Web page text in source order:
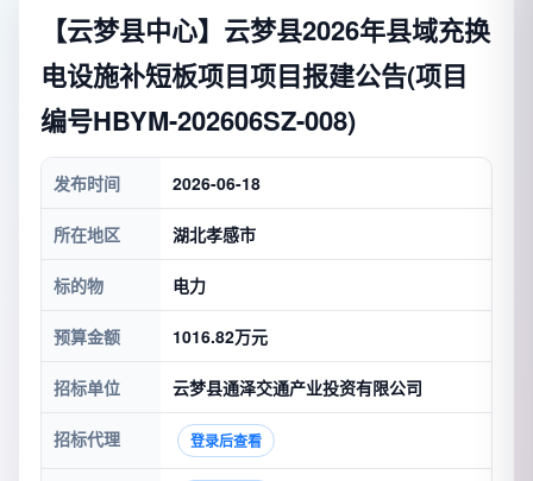
【云梦县中心】云梦县2026年县域充换
电设施补短板项目项目报建公告(项目
编号HBYM-202606SZ-008)
发布时间 2026-06-18
所在地区 湖北孝感市
标的物 电力
预算金额 1016.82万元
招标单位 云梦县通泽交通产业投资有限公司
招标代理 登录后查看